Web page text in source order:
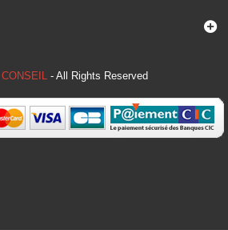
CONSEIL - All Rights Reserved